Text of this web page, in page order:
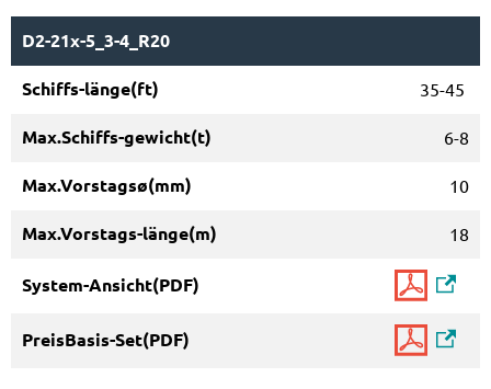
D2-21x-5_3-4_R20
35-45
6-8
10
18